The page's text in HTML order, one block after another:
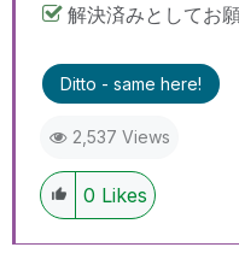
解決済みとしてお
Ditto - same here!
2,537 Views
0 Likes